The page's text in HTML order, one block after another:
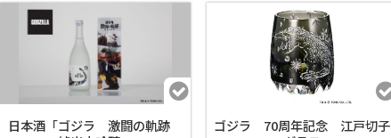
日本酒「ゴジラ 激闘の軌跡
ゴジラ 70周年記念 江戸切子